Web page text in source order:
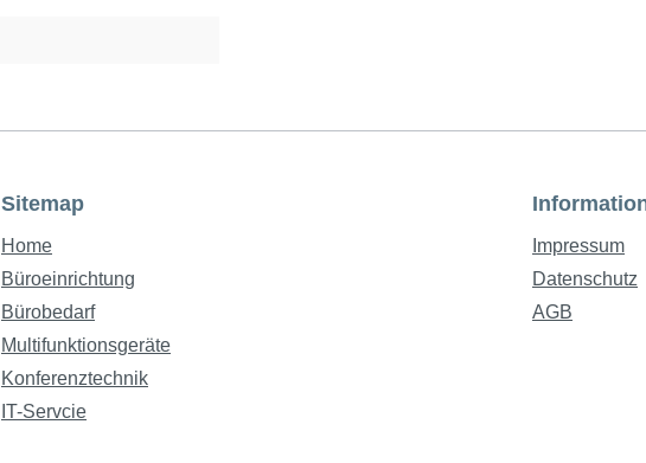
Sitemap
Home
Büroeinrichtung
Bürobedarf
Multifunktionsgeräte
Konferenztechnik
IT-Servcie
Impressum
Datenschutz
AGB